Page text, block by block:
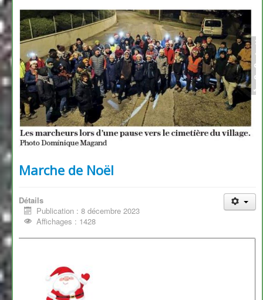
Marche de Noël
Détails
Publication : 8 décembre 2023
Affichages : 1428